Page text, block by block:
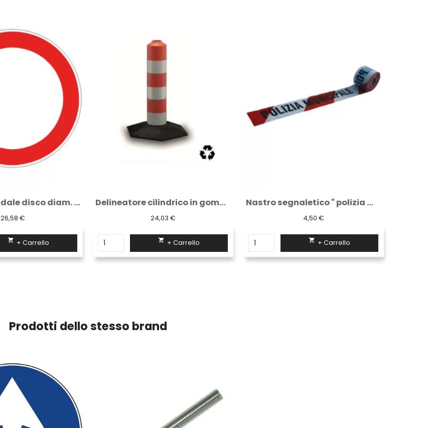
Cartello stradale disco diam. 60 cm classe...
26,58 €
 + Carrello
Delineatore cilindrico in gomma h 30 cm 3...
24,03 €
 + Carrello
Nastro segnaletico " polizia municipale "
4,50 €
 + Carrello
Prodotti dello stesso brand